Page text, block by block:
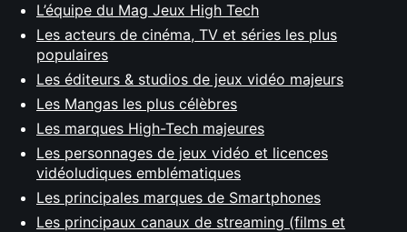
L’équipe du Mag Jeux High Tech
Les acteurs de cinéma, TV et séries les plus
populaires
Les éditeurs & studios de jeux vidéo majeurs
Les Mangas les plus célèbres
Les marques High-Tech majeures
Les personnages de jeux vidéo et licences
vidéoludiques emblématiques
Les principales marques de Smartphones
Les principaux canaux de streaming (films et